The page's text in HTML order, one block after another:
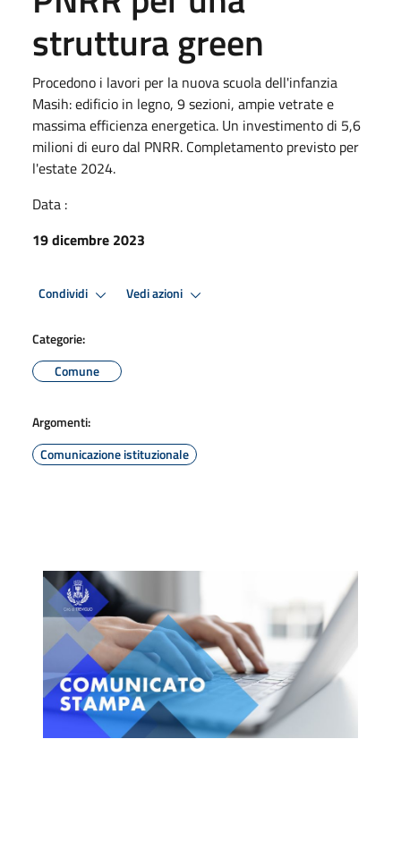
struttura green
Procedono i lavori per la nuova scuola dell'infanzia
Masih: edificio in legno, 9 sezioni, ampie vetrate e
massima efficienza energetica. Un investimento di 5,6
milioni di euro dal PNRR. Completamento previsto per
l'estate 2024.
Data :
19 dicembre 2023
Condividi Vedi azioni
Categorie:
Comune
Argomenti:
Comunicazione istituzionale